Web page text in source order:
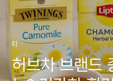
티
허브차 브랜드